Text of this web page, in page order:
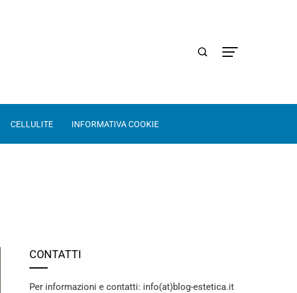
CELLULITE INFORMATIVA COOKIE
CONTATTI
Per informazioni e contatti: info(at)blog-estetica.it